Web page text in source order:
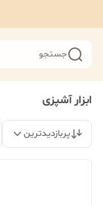
جستجو
ابزار آشپزی
پربازدیدترین